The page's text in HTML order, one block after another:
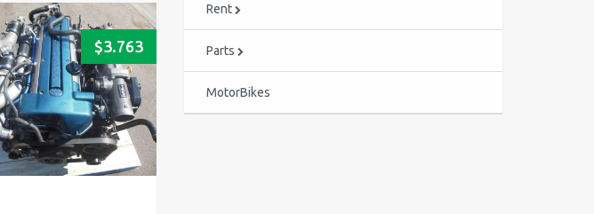
$3.763
Rent
Parts
MotorBikes